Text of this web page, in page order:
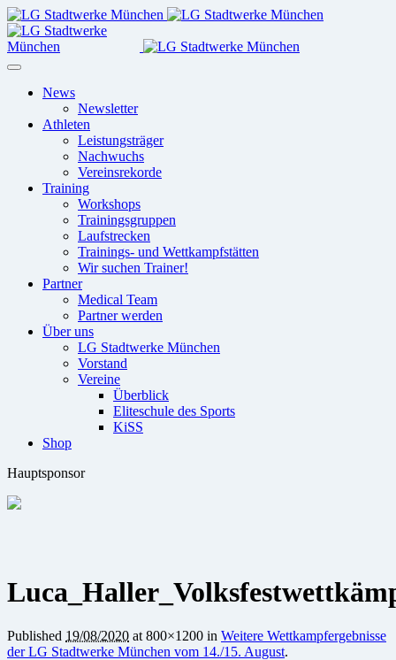
News
Newsletter
Athleten
Leistungsträger
Nachwuchs
Vereinsrekorde
Training
Workshops
Trainingsgruppen
Laufstrecken
Trainings- und Wettkampfstätten
Wir suchen Trainer!
Partner
Medical Team
Partner werden
Über uns
LG Stadtwerke München
Vorstand
Vereine
Überblick
Eliteschule des Sports
KiSS
Shop
Hauptsponsor
Published 19/08/2020 at 800×1200 in Weitere Wettkampfergebnisse
der LG Stadtwerke München vom 14./15. August.